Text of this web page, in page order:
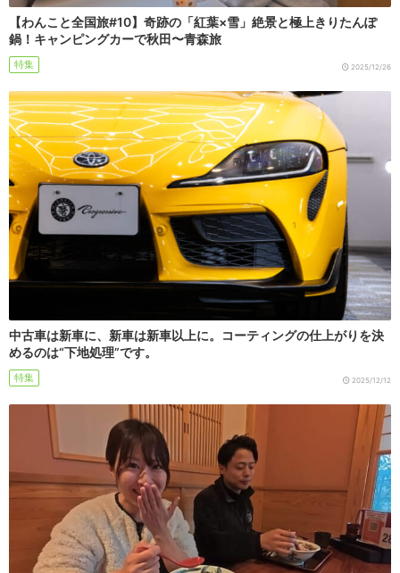
【わんこと全国旅#10】奇跡の「紅葉×雪」絶景と極上きりたんぽ
鍋！キャンピングカーで秋田〜青森旅
特集 2025/12/26
中古車は新車に、新車は新車以上に。コーティングの仕上がりを決
めるのは“下地処理”です。
特集 2025/12/12